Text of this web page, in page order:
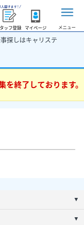
ッフ登録 マイページ メニュー
探しはキャリステ
を終了しております。
▼
▼